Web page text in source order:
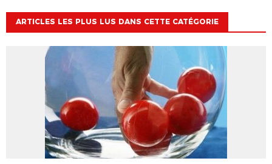
ARTICLES LES PLUS LUS DANS CETTE CATÉGORIE